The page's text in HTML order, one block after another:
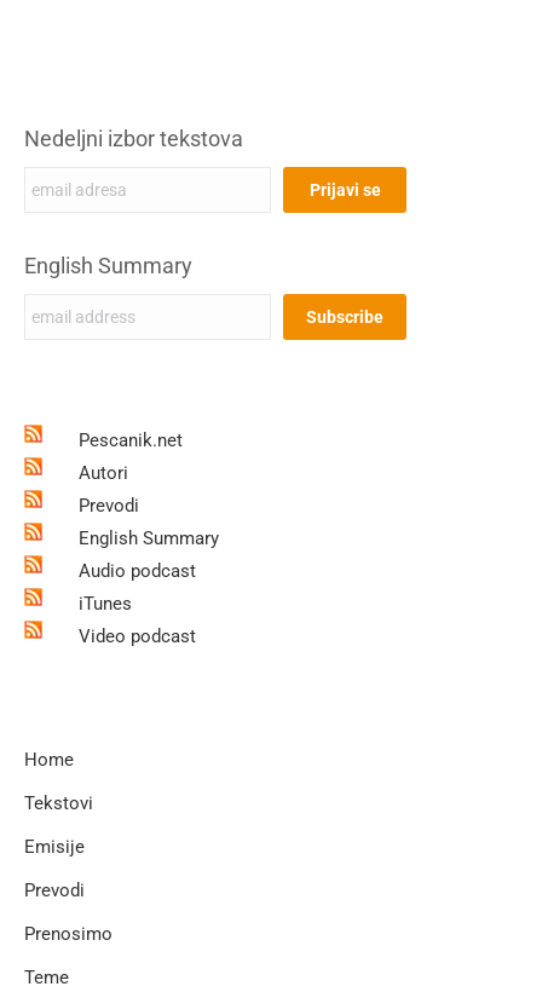
Nedeljni izbor tekstova
English Summary
Pescanik.net
Autori
Prevodi
English Summary
Audio podcast
iTunes
Video podcast
Home
Tekstovi
Emisije
Prevodi
Prenosimo
Teme